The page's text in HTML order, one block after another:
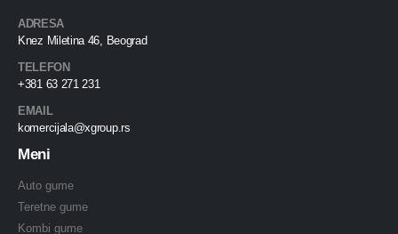
ADRESA
Knez Miletina 46, Beograd
TELEFON
+381 63 271 231
EMAIL
komercijala@xgroup.rs
Meni
Auto gume
Teretne gume
Kombi gume